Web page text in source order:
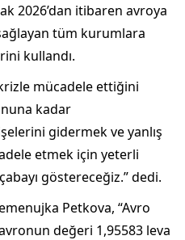
2026’dan itibaren avroya
tüm kurumlara
kullandı.
mücadele ettiğini
kadar
gidermek ve yanlış
etmek için yeterli
göstereceğiz.” dedi.
Petkova, “Avro
değeri 1,95583 leva